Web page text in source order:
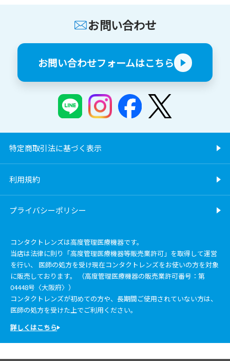
お問い合わせ
お問い合わせフォームはこちら
特定商取引法に基づく表示
利用規約
プライバシーポリシー
コンタクトレンズは高度管理医療機器です。
当店は法律に則り「高度管理医療機器等販売業許可」を取得して運営
を行い、 医師の処方を受け現在コンタクトレンズをお使いの方を対象
に販売しております。 （高度管理医療機器の販売業許可番号：第
04448号〈大阪府〉）
コンタクトレンズが初めての方や、長期間ご使用されていない方は、
医師の処方を受けた上でご利用ください。
詳しくはこちら